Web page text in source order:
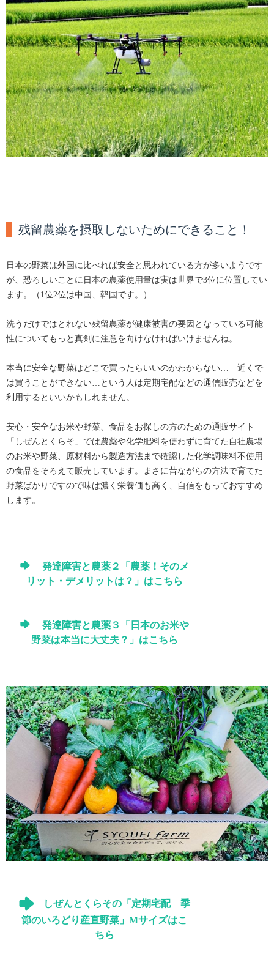
残留農薬を摂取しないためにできること！
日本の野菜は外国に比べれば安全と思われている方が多いようです
が、恐ろしいことに日本の農薬使用量は実は世界で3位に位置してい
ます。（1位2位は中国、韓国です。）
洗うだけではとれない残留農薬が健康被害の要因となっている可能
性についてもっと真剣に注意を向けなければいけませんね。
本当に安全な野菜はどこで買ったらいいのかわからない… 近くで
は買うことができない…という人は定期宅配などの通信販売などを
利用するといいかもしれません。
安心・安全なお米や野菜、食品をお探しの方のための通販サイト
「しぜんとくらそ」では農薬や化学肥料を使わずに育てた自社農場
のお米や野菜、原材料から製造方法まで確認した化学調味料不使用
の食品をそろえて販売しています。まさに昔ながらの方法で育てた
野菜ばかりですので味は濃く栄養価も高く、自信をもっておすすめ
します。
発達障害と農薬２「農薬！そのメ
リット・デメリットは？」はこちら
発達障害と農薬３「日本のお米や
野菜は本当に大丈夫？」はこちら
しぜんとくらその「定期宅配 季
節のいろどり産直野菜」Mサイズはこ
ちら